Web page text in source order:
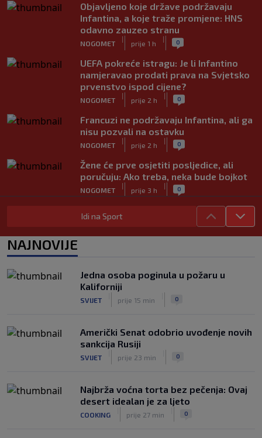
Objavljeno koje države podržavaju
Infantina, a koje traže promjene: HNS
odavno zauzeo stranu
NOGOMET
|
prije 1 h
| 0
UEFA pokreće istragu: Je li Infantino
namjeravao prodati prava na Svjetsko
prvenstvo ispod cijene?
NOGOMET
|
prije 2 h
| 0
Francuzi ne podržavaju Infantina, ali ga
nisu pozvali na ostavku
NOGOMET
|
prije 2 h
| 0
Žene će prve osjetiti posljedice, ali
poručuju: Ako treba, neka bude bojkot
NOGOMET
|
prije 3 h
| 0
Zvanično: Samed Baždar ima novi klub,
zadužio broj sa velikom "težinom"
NOGOMET prije 5 h
se pitaju gdje je i šta radi (VIDEO)
OSTALI SPORTOVI prije 5 h
Idi na Sport
NAJNOVIJE
Jedna osoba poginula u požaru u
Kaliforniji
SVIJET prije 15 min 0
Američki Senat odobrio uvođenje novih
sankcija Rusiji
SVIJET prije 23 min 0
Najbrža voćna torta bez pečenja: Ovaj
desert idealan je za ljeto
COOKING prije 27 min 0